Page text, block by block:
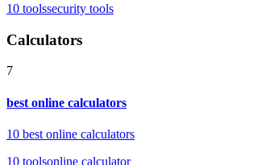
10 toolssecurity tools
Calculators
7
best online calculators
10 best online calculators
10 toolsonline calculator